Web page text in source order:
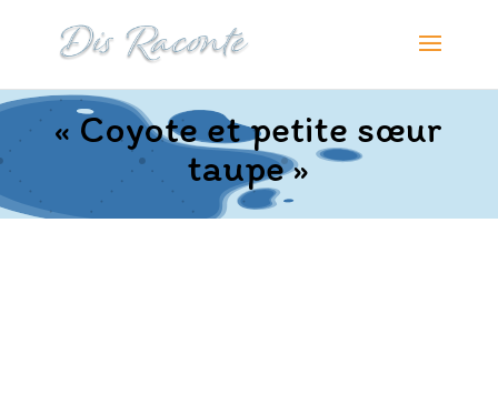
« Coyote et petite sœur
taupe »